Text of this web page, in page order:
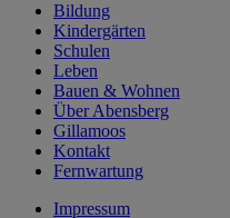
Bildung
Kindergärten
Schulen
Leben
Bauen & Wohnen
Über Abensberg
Gillamoos
Kontakt
Fernwartung
Impressum